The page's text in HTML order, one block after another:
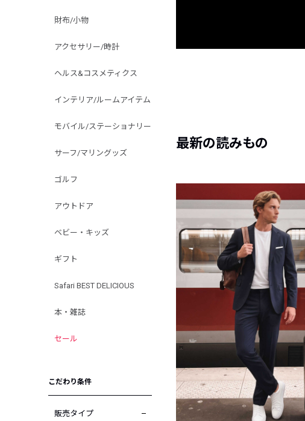
財布/小物
アクセサリー/時計
ヘルス&コスメティクス
インテリア/ルームアイテム
モバイル/ステーショナリー
サーフ/マリングッズ
ゴルフ
アウトドア
ベビー・キッズ
ギフト
Safari BEST DELICIOUS
本・雑誌
セール
こだわり条件
販売タイプ
最新の読みもの